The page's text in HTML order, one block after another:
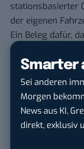
Smarter
Sei anderen
Morgen
News aus KI,
direkt, exklusiv
stationsbasierter
der eigenen
Ein Beleg dafür,
echte Alternative
Möchtest du
für dich
mehr über